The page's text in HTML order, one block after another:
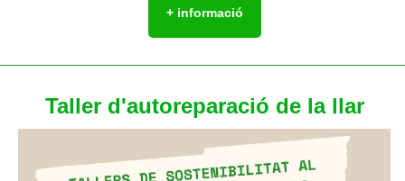
+ informació
Taller d'autoreparació de la llar